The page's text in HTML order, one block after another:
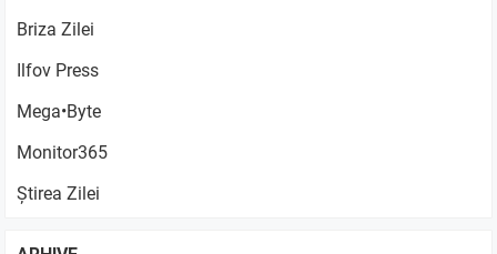
Briza Zilei
Ilfov Press
Mega•Byte
Monitor365
Știrea Zilei